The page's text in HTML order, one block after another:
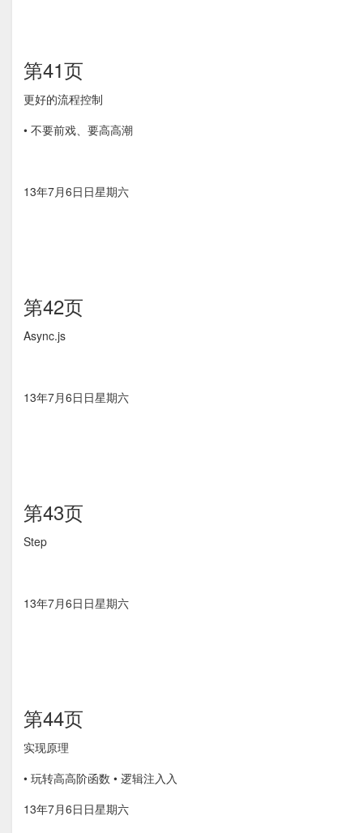
第41页
更好的流程控制
• 不要前戏、要⾼高潮
13年7月6⽇日星期六
第42页
Async.js
13年7月6⽇日星期六
第43页
Step
13年7月6⽇日星期六
第44页
实现原理
• 玩转⾼高阶函数 • 逻辑注⼊入
13年7月6⽇日星期六